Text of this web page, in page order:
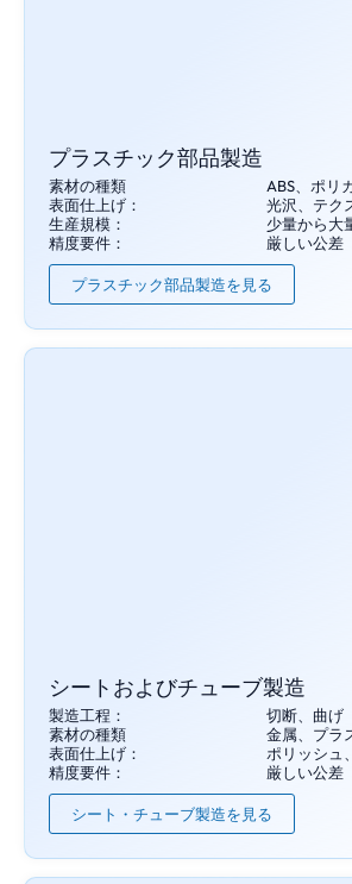
プラスチック部品製造
素材の種類
ABS、ポリ
表面仕上げ：
光沢、テク
生産規模：
少量から大
精度要件：
厳しい公差
プラスチック部品製造を見る
シートおよびチューブ製造
製造工程：
切断、曲げ
素材の種類
金属、プラ
表面仕上げ：
ポリッシュ
精度要件：
厳しい公差
シート・チューブ製造を見る